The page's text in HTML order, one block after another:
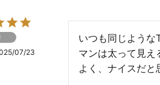
07/23
いつも同じよう
マンは太って見え
よく、ナイスだ